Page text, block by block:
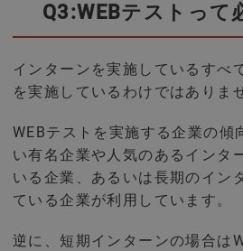
Q3:WEBテストって
インターンを実施しているすべ
を実施しているわけではありま
WEBテストを実施する企業の傾
い有名企業や人気のあるインタ
いる企業、あるいは長期のイン
ている企業が利用しています。
逆に、短期インターンの場合は